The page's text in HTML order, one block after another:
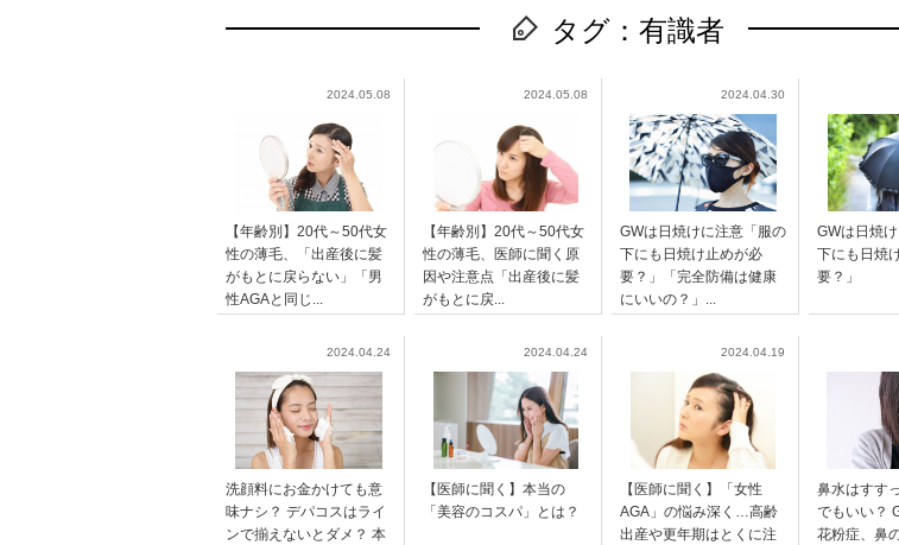
タグ：有識者
2024.05.08
【年齢別】20代～50代女
性の薄毛、「出産後に髪
がもとに戻らない」「男
性AGAと同じ...
2024.05.08
【年齢別】20代～50代女
性の薄毛、医師に聞く原
因や注意点「出産後に髪
がもとに戻...
2024.04.30
GWは日焼けに注意「服の
下にも日焼け止めが必
要？」「完全防備は健康
にいいの？」...
GWは日焼
下にも日焼
要？」
2024.04.24
洗顔料にお金かけても意
味ナシ？ デパコスはライ
ンで揃えないとダメ？ 本
2024.04.24
【医師に聞く】本当の
「美容のコスパ」とは？
2024.04.19
【医師に聞く】「女性
AGA」の悩み深く…高齢
出産や更年期はとくに注
鼻水はすす
でもいい？
花粉症、鼻